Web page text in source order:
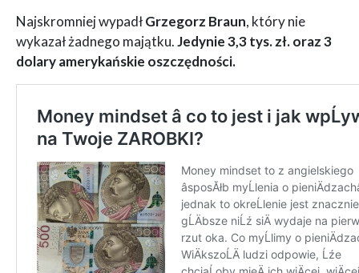
Najskromniej wypadłGrzegorz Braun, który nie
wykazał żadnego majątku.Jedynie 3,3 tys. zł. oraz 3
dolary amerykańskie oszczędności.